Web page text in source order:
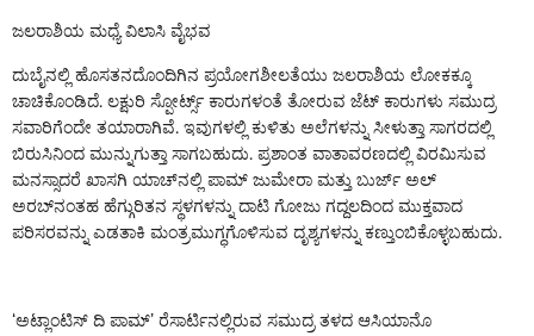
ಜಲರಾಶಿಯ ಮಧ್ಯೆ ವಿಲಾಸಿ ವೈಭವ
ದುಬೈನಲ್ಲಿ ಹೊಸತನದೊಂದಿಗಿನ ಪ್ರಯೋಗಶೀಲತೆಯು ಜಲರಾಶಿಯ ಲೋಕಕ್ಕೂ
ಚಾಚಿಕೊಂಡಿದೆ. ಲಕ್ಷುರಿ ಸ್ಪೋರ್ಟ್ಸ್ ಕಾರುಗಳಂತೆ ತೋರುವ ಜೆಟ್ ಕಾರುಗಳು ಸಮುದ್ರ
ಸವಾರಿಗೆಂದೇ ತಯಾರಾಗಿವೆ. ಇವುಗಳಲ್ಲಿ ಕುಳಿತು ಅಲೆಗಳನ್ನು ಸೀಳುತ್ತಾ ಸಾಗರದಲ್ಲಿ
ಬಿರುಸಿನಿಂದ ಮುನ್ನುಗುತ್ತಾ ಸಾಗಬಹುದು. ಪ್ರಶಾಂತ ವಾತಾವರಣದಲ್ಲಿ ವಿರಮಿಸುವ
ಮನಸ್ಸಾದರೆ ಖಾಸಗಿ ಯಾಚ್‌ನಲ್ಲಿ ಪಾಮ್ ಜುಮೇರಾ ಮತ್ತು ಬುರ್ಜ್ ಅಲ್
ಅರಬ್‌ನಂತಹ ಹೆಗ್ಗುರಿತನ ಸ್ಥಳಗಳನ್ನು ದಾಟಿ ಗೋಜು ಗದ್ದಲದಿಂದ ಮುಕ್ತವಾದ
ಪರಿಸರವನ್ನು ಎಡತಾಕಿ ಮಂತ್ರಮುಗ್ಧಗೊಳಿಸುವ ದೃಶ್ಯಗಳನ್ನು ಕಣ್ತುಂಬಿಕೊಳ್ಳಬಹುದು.
‘ಅಟ್ಲಾಂಟಿಸ್ ದಿ ಪಾಮ್’ ರೆಸಾರ್ಟಿನಲ್ಲಿರುವ ಸಮುದ್ರ ತಳದ ಆಸಿಯಾನೊ